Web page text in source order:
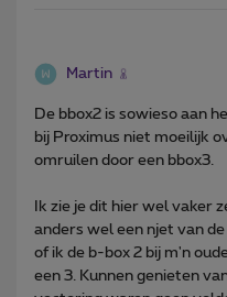
Martin
De bbox2 is sowieso aan
bij Proximus niet moeilijk
omruilen door een bbox3.
Ik zie je dit hier wel vaker
anders wel een njet van
of ik de b-box 2 bij m'n
een 3. Kunnen genieten